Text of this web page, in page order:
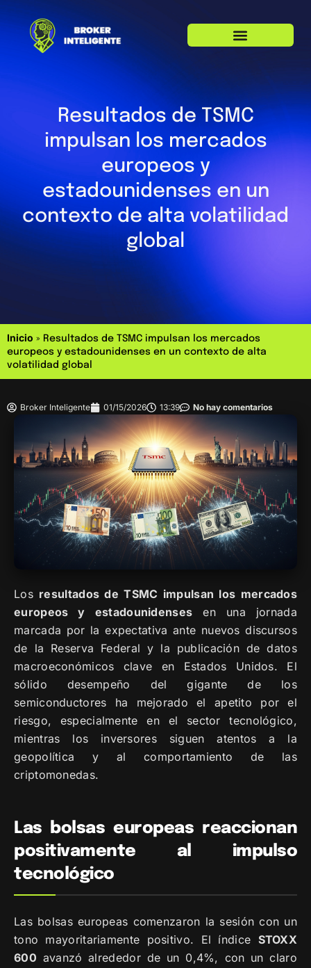
Resultados de TSMC
impulsan los mercados
europeos y
estadounidenses en un
contexto de alta volatilidad
global
Inicio » Resultados de TSMC impulsan los mercados
europeos y estadounidenses en un contexto de alta
volatilidad global
Broker Inteligente 01/15/2026 13:39 No hay comentarios
Los resultados de TSMC impulsan los mercados
europeos y estadounidenses en una jornada
marcada por la expectativa ante nuevos discursos
de la Reserva Federal y la publicación de datos
macroeconómicos clave en Estados Unidos. El
sólido desempeño del gigante de los
semiconductores ha mejorado el apetito por el
riesgo, especialmente en el sector tecnológico,
mientras los inversores siguen atentos a la
geopolítica y al comportamiento de las
criptomonedas.
Las bolsas europeas reaccionan
positivamente al impulso
tecnológico
Las bolsas europeas comenzaron la sesión con un
tono mayoritariamente positivo. El índice STOXX
600 avanzó alrededor de un 0,4%, con un claro